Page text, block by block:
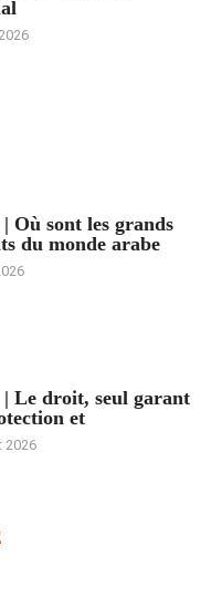
Où sont les grands
du monde arabe
Le droit, seul garant
et
2026